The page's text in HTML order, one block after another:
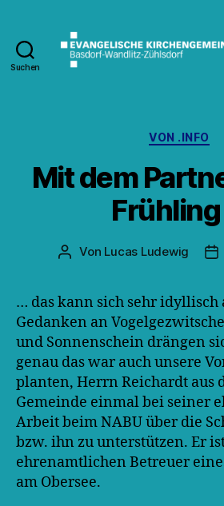
Suchen
VON .INFO
Mit dem
Beitragsautor
Von Lucas Ludewig
… das kann sich sehr idyllisch
Gedanken an
und Sonnenschein drängen
genau das war auch unsere
planten, Herrn Reichardt aus
Gemeinde einmal bei seiner
Arbeit beim NABU über die
bzw. ihn zu unterstützen. Er
ehrenamtlichen Betreuer
am Obersee.